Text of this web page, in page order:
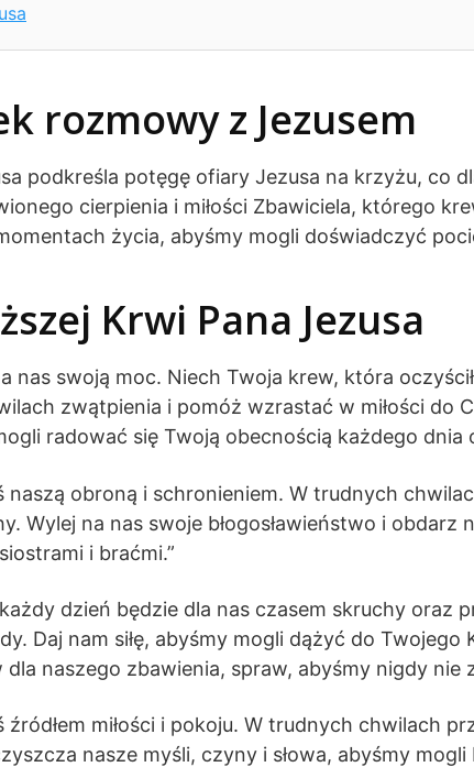
rozmowy z Jezusem
podkreśla potęgę ofiary Jezusa na krzyżu, co
cierpienia i miłości Zbawiciela, którego
życia, abyśmy mogli doświadczyć
Krwi Pana Jezusa
nas swoją moc. Niech Twoja krew, która
zwątpienia i pomóż wzrastać w miłości do
radować się Twoją obecnością każdego dnia
naszą obroną i schronieniem. W trudnych
Wylej na nas swoje błogosławieństwo i obdarz
i braćmi.”
dzień będzie dla nas czasem skruchy oraz
Daj nam siłę, abyśmy mogli dążyć do
naszego zbawienia, spraw, abyśmy nigdy nie
źródłem miłości i pokoju. W trudnych chwilach
nasze myśli, czyny i słowa, abyśmy